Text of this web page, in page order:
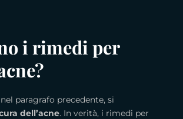
i rimedi per
paragrafo precedente, si
dell’acne. In verità, i rimedi per